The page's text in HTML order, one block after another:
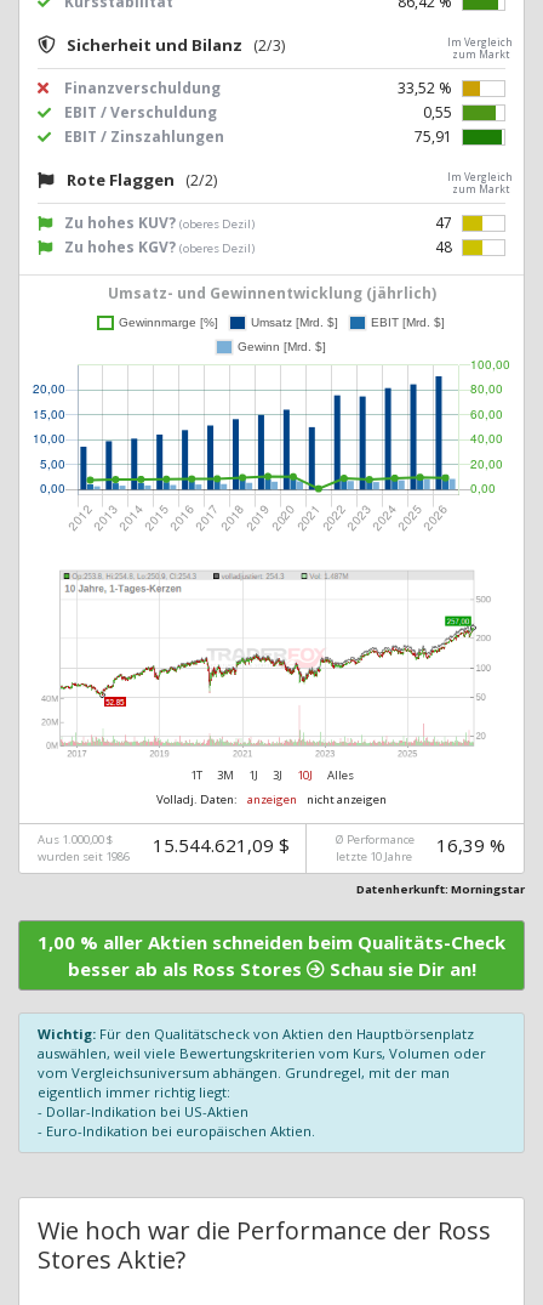
Sicherheit und Bilanz (2/3)
Im Vergleich
zum Markt
Finanzverschuldung
33,52 %
EBIT / Verschuldung
0,55
EBIT / Zinszahlungen
75,91
Rote Flaggen (2/2)
Im Vergleich
zum Markt
Zu hohes KUV? (oberes Dezil)
47
Zu hohes KGV? (oberes Dezil) 48
Umsatz- und Gewinnentwicklung (jährlich)
1T 3M 1J 3J 10J
Alles
Volladj. Daten:
anzeigen nicht anzeigen
Aus 1.000,00 $
wurden seit 1986
15.544.621,09 $
Ø Performance
letzte 10 Jahre
16,39 %
Datenherkunft: Morningstar
1,00 % aller Aktien schneiden beim Qualitäts-Check
besser ab als Ross Stores
Schau sie Dir an!
Wichtig: Für den Qualitätscheck von Aktien den Hauptbörsenplatz
auswählen, weil viele Bewertungskriterien vom Kurs, Volumen oder
vom Vergleichsuniversum abhängen. Grundregel, mit der man
eigentlich immer richtig liegt:
- Dollar-Indikation bei US-Aktien
- Euro-Indikation bei europäischen Aktien.
Wie hoch war die Performance der Ross
Stores Aktie?